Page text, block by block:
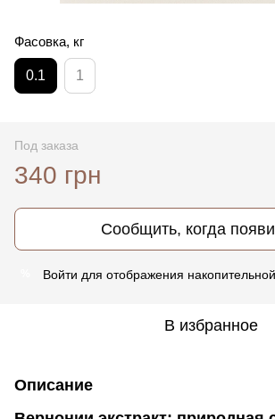
Фасовка, кг
0.1 1
Под заказа
340 грн
Сообщить, когда
Войти для отображения
В избранное
Описание